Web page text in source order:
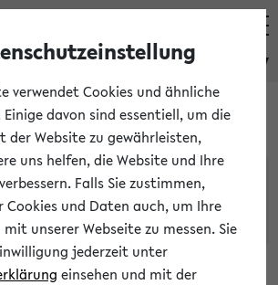
eKVV
Räume
Raumvergabe
bielefeld.de
verwendet Cookies und ähnliche
davon sind essentiell, um die
Website zu gewährleisten,
uns helfen, die Website und Ihre
Falls Sie zustimmen,
Cookies und Daten auch, um Ihre
unserer Webseite zu messen. Sie
jederzeit unter
einsehen und mit der